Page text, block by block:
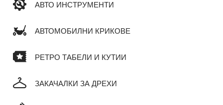
АВТО ИНСТРУМЕНТИ
АВТОМОБИЛНИ КРИКОВЕ
РЕТРО ТАБЕЛИ И КУТИИ
ЗАКАЧАЛКИ ЗА ДРЕХИ